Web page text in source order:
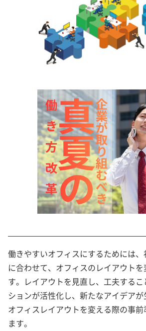
働きやすいオフィスにするためには
に合わせて、オフィスのレイアウト
す。レイアウトを見直し、工夫する
ションが活性化し、新たなアイデア
オフィスレイアウトを変える際の事
ます。